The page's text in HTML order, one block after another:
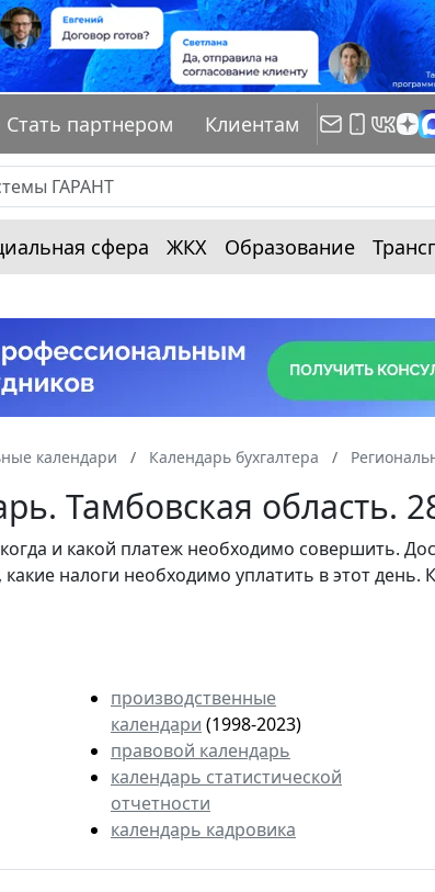
Стать партнером Клиентам
сфера ЖКХ Образование
календари Календарь бухгалтера
Тамбовская область.
и какой платеж необходимо совершить.
налоги необходимо уплатить в этот
производственные
календари (1998-2023)
правовой календарь
календарь статистической
отчетности
календарь кадровика